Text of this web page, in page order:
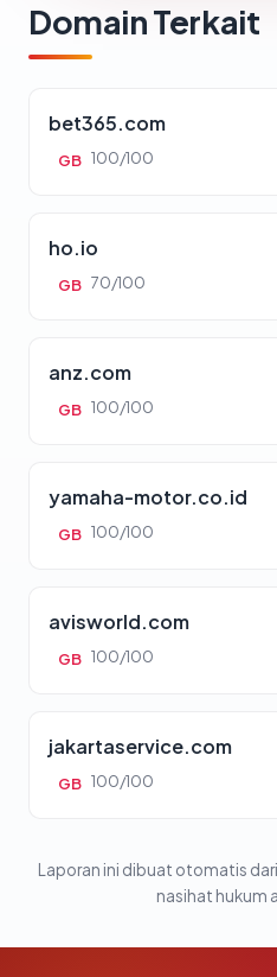
Domain Terkait
bet365.com
GB 100/100
ho.io
GB 70/100
anz.com
GB 100/100
yamaha-motor.co.id
GB 100/100
avisworld.com
GB 100/100
jakartaservice.com
GB 100/100
Laporan ini dibuat otomatis
nasihat hukum